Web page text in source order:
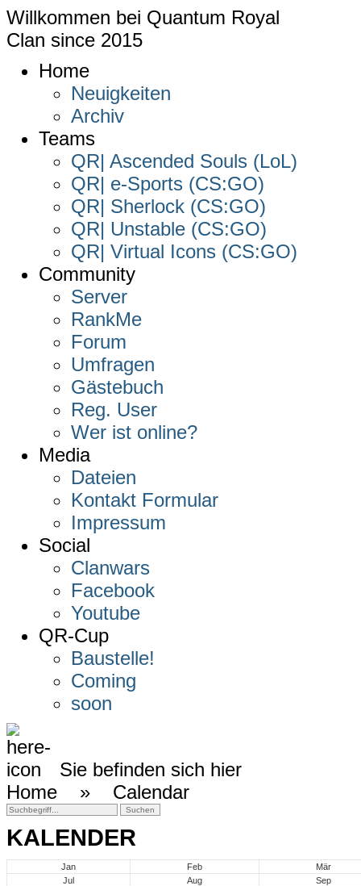
Willkommen bei Quantum Royal
Clan since 2015
Home
Neuigkeiten
Archiv
Teams
QR| Ascended Souls (LoL)
QR| e-Sports (CS:GO)
QR| Sherlock (CS:GO)
QR| Unstable (CS:GO)
QR| Virtual Icons (CS:GO)
Community
Server
RankMe
Forum
Umfragen
Gästebuch
Reg. User
Wer ist online?
Media
Dateien
Kontakt Formular
Impressum
Social
Clanwars
Facebook
Youtube
QR-Cup
Baustelle!
Coming
soon
Sie befinden sich hier
Home » Calendar
KALENDER
Jan Feb
Mär
Jul
Aug Sep